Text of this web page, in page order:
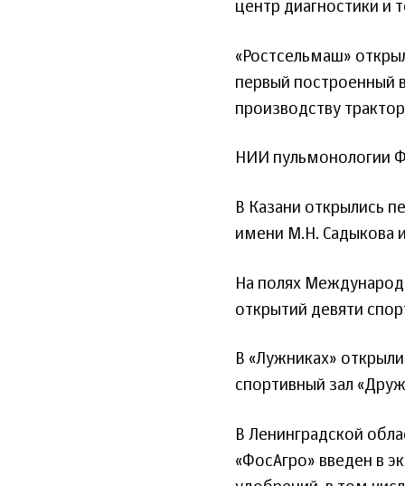
центр диагностики и
«Ростсельмаш»
первый построенный
производству
НИИ пульмонологии
В Казани открылись
имени М.Н. Садыкова
На полях
открытий девяти
В «Лужниках»
спортивный зал
В Ленинградской
«ФосАгро» введен в